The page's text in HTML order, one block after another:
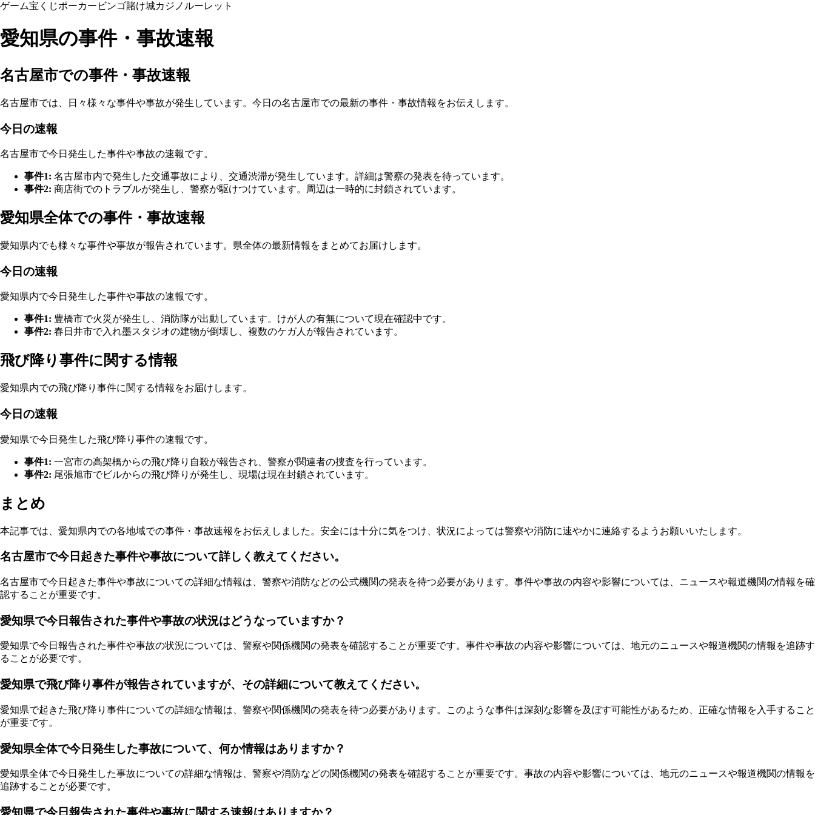
ゲーム宝くじポーカー ビンゴ賭け城カジノ ルーレット
愛知県の事件・事故速報
名古屋市での事件・事故速報
名古屋市では、日々様々な事件や事故が発生しています。今日の名古屋市での最新の事件・事故情報をお伝えします。
今日の速報
名古屋市で今日発生した事件や事故の速報です。
事件1: 名古屋市内で発生した交通事故により、交通渋滞が発生しています。詳細は警察の発表を待っています。
事件2: 商店街でのトラブルが発生し、警察が駆けつけています。周辺は一時的に封鎖されています。
愛知県全体での事件・事故速報
愛知県内でも様々な事件や事故が報告されています。県全体の最新情報をまとめてお届けします。
今日の速報
愛知県内で今日発生した事件や事故の速報です。
事件1: 豊橋市で火災が発生し、消防隊が出動しています。けが人の有無について現在確認中です。
事件2: 春日井市で入れ墨スタジオの建物が倒壊し、複数のケガ人が報告されています。
飛び降り事件に関する情報
愛知県内での飛び降り事件に関する情報をお届けします。
今日の速報
愛知県で今日発生した飛び降り事件の速報です。
事件1: 一宮市の高架橋からの飛び降り自殺が報告され、警察が関連者の捜査を行っています。
事件2: 尾張旭市でビルからの飛び降りが発生し、現場は現在封鎖されています。
まとめ
本記事では、愛知県内での各地域での事件・事故速報をお伝えしました。安全には十分に気をつけ、状況によっては警察や消防に速やかに連絡するようお願いいたします。
名古屋市で今日起きた事件や事故について詳しく教えてください。
名古屋市で今日起きた事件や事故についての詳細な情報は、警察や消防などの公式機関の発表を待つ必要があります。事件や事故の内容や影響については、ニュースや報道機関の情報を確
認することが重要です。
愛知県で今日報告された事件や事故の状況はどうなっていますか？
愛知県で今日報告された事件や事故の状況については、警察や関係機関の発表を確認することが重要です。事件や事故の内容や影響については、地元のニュースや報道機関の情報を追跡す
ることが必要です。
愛知県で飛び降り事件が報告されていますが、その詳細について教えてください。
愛知県で起きた飛び降り事件についての詳細な情報は、警察や関係機関の発表を待つ必要があります。このような事件は深刻な影響を及ぼす可能性があるため、正確な情報を入手すること
が重要です。
愛知県全体で今日発生した事故について、何か情報はありますか？
愛知県全体で今日発生した事故についての詳細な情報は、警察や消防などの関係機関の発表を確認することが重要です。事故の内容や影響については、地元のニュースや報道機関の情報を
追跡することが必要です。
愛知県で今日報告された事件や事故に関する速報はありますか？